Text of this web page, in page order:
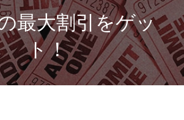
最大割引をゲッ
ト！